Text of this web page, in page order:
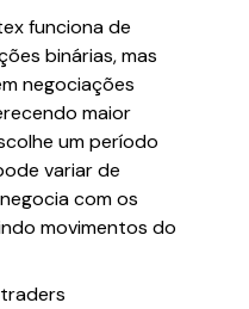
funciona de
binárias, mas
negociações
maior
um período
variar de
com os
movimentos do